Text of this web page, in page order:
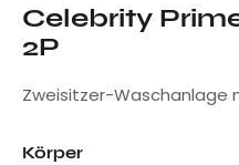
Celebrity
2P
Zweisitzer-Waschanlage
Körper